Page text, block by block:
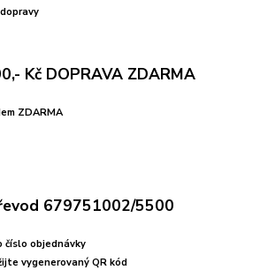
Kč DOPRAVA ZDARMA
ZDARMA
679751002/5500
číslo objednávky
vygenerovaný QR kód